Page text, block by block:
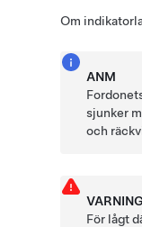
Om
ANM
sjunker
och
VARNING
För lågt